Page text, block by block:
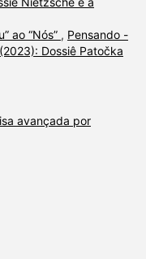
ao “Nós” , Pensando -
Dossiê Patočka
avançada por